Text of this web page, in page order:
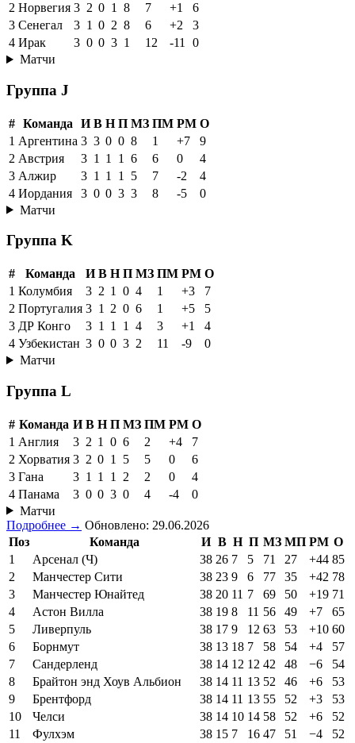
2 Норвегия 3 2 0 1 8 7 +1
6
3 Сенегал 3 1 0 2 8 6 +2
3
4 Ирак 3 0 0 3 1 12 -11
0
Матчи
Группа J
# Команда И В Н П МЗ ПМ РМ О
1 Аргентина 3 3 0 0 8 1 +7
9
2 Австрия 3 1 1 1 6 6 0
4
3 Алжир 3 1 1 1 5 7 -2
4
4 Иордания 3 0 0 3 3 8 -5
0
Матчи
Группа K
# Команда И В Н П МЗ ПМ РМ О
1 Колумбия 3 2 1 0 4 1 +3
7
2 Португалия 3 1 2 0 6 1 +5
5
3 ДР Конго 3 1 1 1 4 3 +1
4
4 Узбекистан 3 0 0 3 2 11 -9
0
Матчи
Группа L
# Команда И В Н П МЗ ПМ РМ О
1 Англия 3 2 1 0 6 2 +4
7
2 Хорватия 3 2 0 1 5 5 0
6
3 Гана 3 1 1 1 2 2 0
4
4 Панама 3 0 0 3 0 4 -4
0
Матчи
Подробнее → Обновлено: 29.06.2026
Поз
Команда И В Н П МЗ МП РМ О
1
Арсенал (Ч) 38 26 7 5 71 27 +44 85
2
Манчестер Сити 38 23 9 6 77 35 +42 78
3
Манчестер Юнайтед 38 20 11 7 69 50 +19 71
4
Астон Вилла 38 19 8 11 56 49 +7
65
5
Ливерпуль 38 17 9 12 63 53 +10 60
6
Борнмут 38 13 18 7 58 54 +4
57
7
Сандерленд 38 14 12 12 42 48 −6
54
8
Брайтон энд Хоув Альбион 38 14 11 13 52 46 +6
53
9
Брентфорд 38 14 11 13 55 52 +3
53
10
Челси 38 14 10 14 58 52 +6
52
11
Фулхэм 38 15 7 16 47 51 −4
52